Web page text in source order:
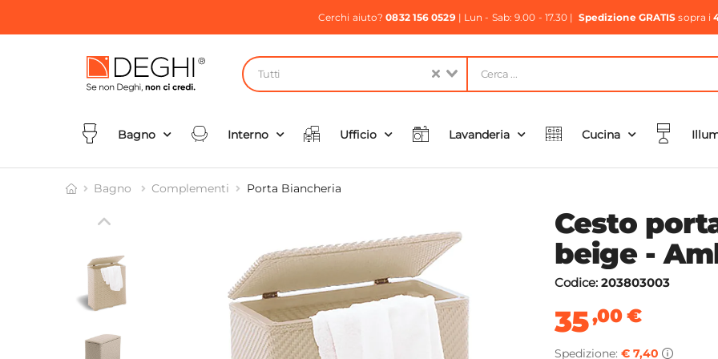
Cerchi aiuto?0832 156 0529| Lun - Sab: 9.00 - 17.30 | Spedizione GRATIS sopra i
Tutti
Bagno Interno Ufficio Lavanderia Cucina
Bagno Complementi Porta Biancheria
Cesto
beige -
Codice: 203803003
35,00€
Spedizione: € 7,40